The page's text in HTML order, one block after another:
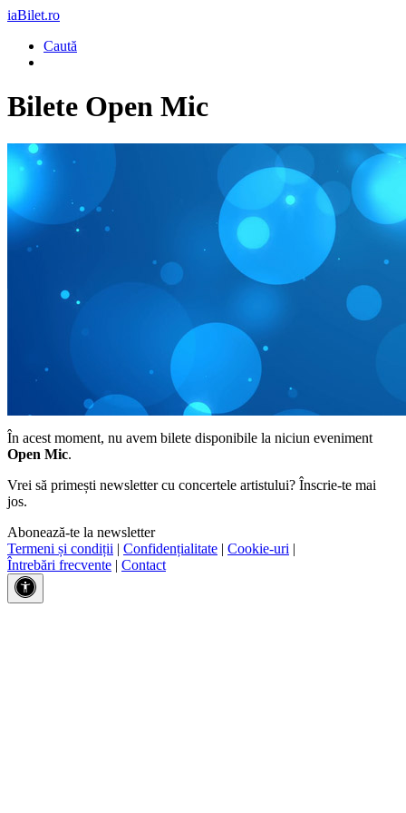
iaBilet.ro
Caută
Bilete Open Mic
În acest moment, nu avem bilete disponibile la niciun eveniment
Open Mic.
Vrei să primești newsletter cu concertele artistului? Înscrie-te mai
jos.
Abonează-te la newsletter
Termeni și condiții | Confidențialitate | Cookie-uri |
Întrebări frecvente | Contact